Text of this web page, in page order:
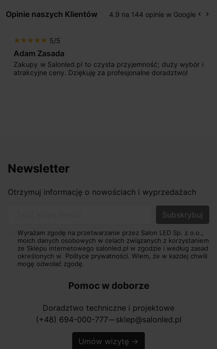
Opinie naszych Klientów 4.9 na 144 opinie w Google keyboard_arrow_left keyboard_arrow_right
star star star star star 5/5
Adam Zasada
Zakupy w Salonled.pl to czysta przyjemność; duży wybór i
atrakcyjne ceny. Dziękuję za profesjonalne doradztwo!
Newsletter
Otrzymuj informację o nowościach i wyprzedażach
Wyrażam zgodę na przetwarzanie przez Salon LED Sp. z o.o.,
moich danych osobowych w celach związanych z korzystaniem
ze Sklepu internetowego salonled.pl w zgodzie i według zasad
określonych w Polityce prywatności. Wiem, że w każdej chwili
mogę odwołać zgodę.
Pomoc w doborze
Doradztwo techniczne i projektowe
(+48) 694-000-777 horizontal_rule sklep@salonled.pl
Umów wizytę →